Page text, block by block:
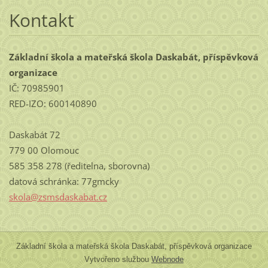
Kontakt
Základní škola a mateřská škola Daskabát, příspěvková
organizace
IČ: 70985901
RED-IZO: 600140890
Daskabát 72
779 00 Olomouc
585 358 278 (ředitelna, sborovna)
datová schránka: 77gmcky
skola@zsmsdaskabat.cz
Základní škola a mateřská škola Daskabát, příspěvková organizace
Vytvořeno službou Webnode